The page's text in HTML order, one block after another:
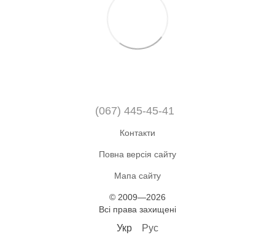
(067) 445-45-41
Контакти
Повна версія сайту
Мапа сайту
© 2009—2026
Всі права захищені
Укр Рус